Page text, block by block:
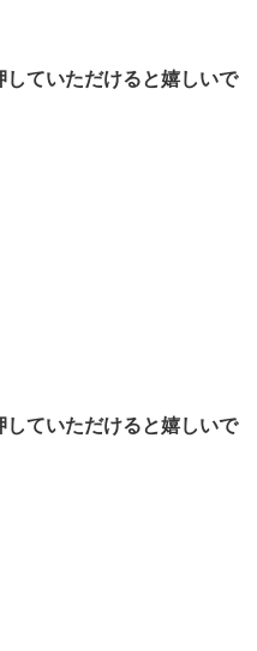
ていただけると嬉しいで
ていただけると嬉しいで